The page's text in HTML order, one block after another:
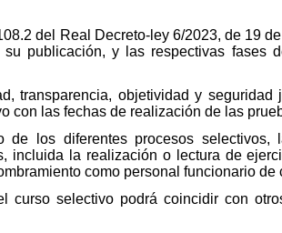
del Real Decreto-ley 6/2023, de 19
publicación, y las respectivas fases
transparencia, objetividad y seguridad
con las fechas de realización de las
los diferentes procesos selectivos,
incluida la realización o lectura de
como personal funcionario de
curso selectivo podrá coincidir con